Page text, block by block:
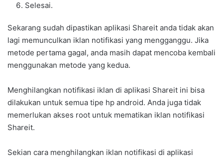
Selesai.
Sekarang sudah dipastikan aplikasi Shareit anda tidak akan
lagi memunculkan iklan notifikasi yang mengganggu. Jika
metode pertama gagal, anda masih dapat mencoba kembali
menggunakan metode yang kedua.
Menghilangkan notifikasi iklan di aplikasi Shareit ini bisa
dilakukan untuk semua tipe hp android. Anda juga tidak
memerlukan akses root untuk mematikan iklan notifikasi
Shareit.
Sekian cara menghilangkan iklan notifikasi di aplikasi